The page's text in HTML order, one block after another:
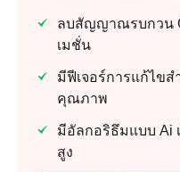
ลบสัญญาณรบกวน
เมชั่น
มีฟีเจอร์การแก้ไขส
คุณภาพ
มีอัลกอริธึมแบบ Ai
สูง